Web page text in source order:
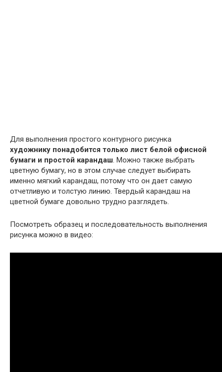
Для выполнения простого контурного рисунка
художнику понадобится только лист белой офисной
бумаги и простой карандаш. Можно также выбрать
цветную бумагу, но в этом случае следует выбирать
именно мягкий карандаш, потому что он дает самую
отчетливую и толстую линию. Твердый карандаш на
цветной бумаге довольно трудно разглядеть.
Посмотреть образец и последовательность выполнения
рисунка можно в видео: